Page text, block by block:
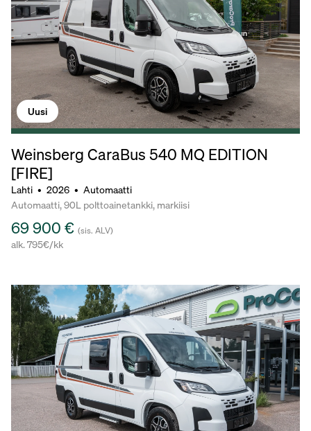
Uusi
Weinsberg CaraBus 540 MQ EDITION
[FIRE]
Lahti • 2026 • Automaatti
Automaatti, 90L polttoainetankki, markiisi
69 900 € (sis. ALV)
alk. 795€/kk